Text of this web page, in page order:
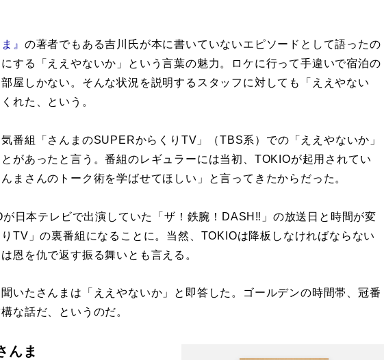
』 の著者でもある吉川氏が本に書いていないエピソードとして語ったの
する「ええやないか」という言葉の魅力。ロケに行って手違いで宿泊の
屋しかない。そんな状況を説明するスタッフに対しても「ええやない
れた、という。
番組「さんまのSUPERからくりTV」（TBS系）での「ええやないか」
があったと言う。番組のレギュラーには当初、TOKIOが起用されてい
まさんのトーク術を学ばせてほしい」と言ってきたからだった。
日本テレビで出演していた「ザ！鉄腕！DASH‼」の放送日と時間が変
TV」の裏番組になることに。当然、TOKIOは降板しなければならない
恩を仇で返す振る舞いとも言える。
いたさんまは「ええやないか」と即答した。ゴールデンの時間帯、冠番
な話だ、というのだ。
んま